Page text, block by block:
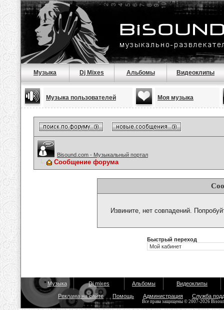
Музыка Dj Mixes Альбомы Видеоклипы
Музыка пользователей Моя музыка
Bisound.com - Музыкальный портал
Сообщение форума
Извините, нет совпадений.
Быстрый переход
Музыка Dj mixes Альбомы Видеоклипы
Реклама на сайте Помощь Администрация Служба
Все права защищены © 2007-2026